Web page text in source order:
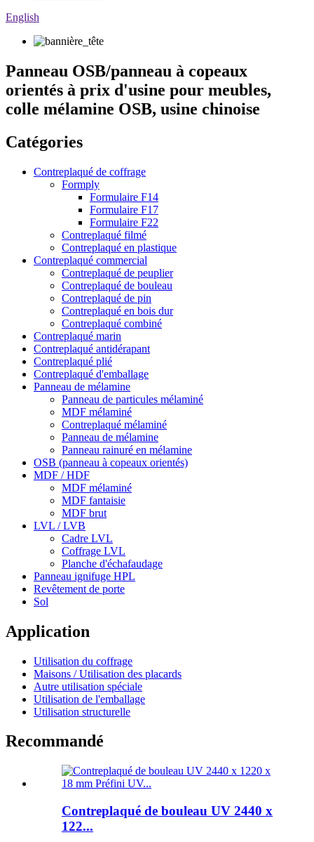
English
Panneau OSB/panneau à copeaux
orientés à prix d'usine pour meubles,
colle mélamine OSB, usine chinoise
Catégories
Contreplaqué de coffrage
Formply
Formulaire F14
Formulaire F17
Formulaire F22
Contreplaqué filmé
Contreplaqué en plastique
Contreplaqué commercial
Contreplaqué de peuplier
Contreplaqué de bouleau
Contreplaqué de pin
Contreplaqué en bois dur
Contreplaqué combiné
Contreplaqué marin
Contreplaqué antidérapant
Contreplaqué plié
Contreplaqué d'emballage
Panneau de mélamine
Panneau de particules mélaminé
MDF mélaminé
Contreplaqué mélaminé
Panneau de mélamine
Panneau rainuré en mélamine
OSB (panneau à copeaux orientés)
MDF / HDF
MDF mélaminé
MDF fantaisie
MDF brut
LVL / LVB
Cadre LVL
Coffrage LVL
Planche d'échafaudage
Panneau ignifuge HPL
Revêtement de porte
Sol
Application
Utilisation du coffrage
Maisons / Utilisation des placards
Autre utilisation spéciale
Utilisation de l'emballage
Utilisation structurelle
Recommandé
Contreplaqué de bouleau UV 2440 x
122...